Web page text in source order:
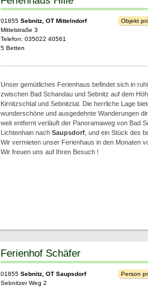
01855 Sebnitz, OT Mittelndorf
Mittelstraße 3
Telefon: 035022 40561
5 Betten
Objekt
Unser gemütliches Ferienhaus befindet sich in
zwischen Bad Schandau und Sebnitz auf dem
Kirnitzschtal und Sebnitztal. Die herrliche Lage
wunderschöne und ausgedehnte Wanderungen
weit entfernt verläuft der Panoramaweg von Bad
Lichtenhain nach Saupsdorf, und ein Stück des
Wir vermieten unser Ferienhaus in den Monaten
Wir freuen uns auf Ihren Besuch !
Ferienhof Schäfer
01855 Sebnitz, OT Saupsdorf
Sebnitzer Weg 2
Person